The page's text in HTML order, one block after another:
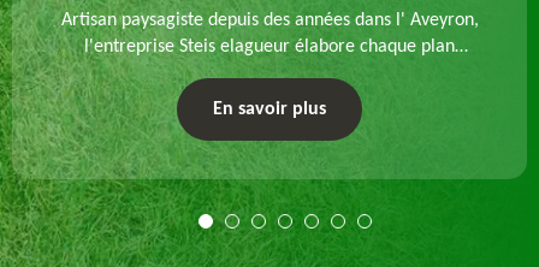
Artisan paysagiste depuis des années dans l' Aveyron,
l'entreprise Steis elagueur élabore chaque plan
d'aménagement paysager et exécute les travaux
afférents. Devis gratuit et sur mesure.
En savoir plus